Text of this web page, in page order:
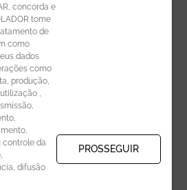
concorda e
tome
de
como
dados
como
produção,
,
controle da
difusão
PROSSEGUIR
Ética de Parceiros
SE
por e-mail: